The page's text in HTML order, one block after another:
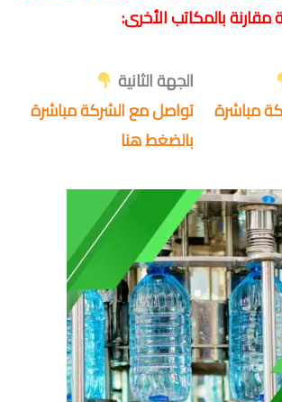
بالمكاتب الأخرى:
مباشرة
الجهة الثانية
تواصل مع الشركة مباشرة
بالضغط هنا